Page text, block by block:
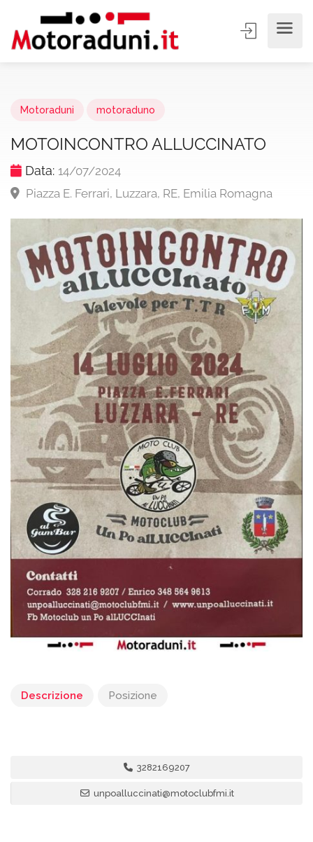
Motoraduni motoraduno
MOTOINCONTRO ALLUCCINATO
Data: 14/07/2024
Piazza E. Ferrari, Luzzara, RE, Emilia Romagna
Descrizione Posizione
3282169207
unpoalluccinati@motoclubfmi.it